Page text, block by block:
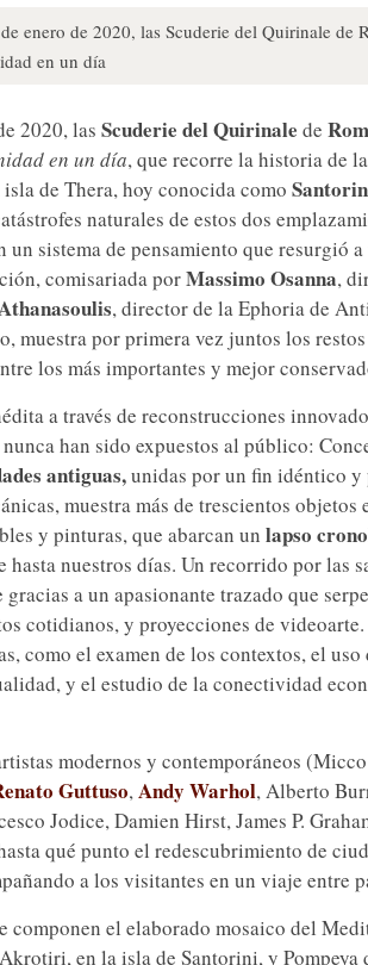
enero de 2020, las Scuderie del Quirinale de
en un día
2020, las Scuderie del Quirinale de
en un día, que recorre la historia de
de Thera, hoy conocida como
naturales de estos dos
sistema de pensamiento que resurgió a
comisariada porMassimo Osanna,
, director de la Ephoria de
muestra por primera vez juntos los
los más importantes y mejor
a través de reconstrucciones
han sido expuestos al público:
antiguas,unidas por un fin idéntico y
muestra más de trescientos objetos
y pinturas, que abarcan un lapso
hasta nuestros días. Un recorrido por las
a un apasionante trazado que
cotidianos, y proyecciones de
como el examen de los contextos, el uso
y el estudio de la conectividad
modernos y contemporáneos
Guttuso,Andy Warhol, Alberto
Jodice, Damien Hirst, James P.
qué punto el redescubrimiento de
a los visitantes en un viaje entre
componen el elaborado mosaico del
en la isla de Santorini, y Pompeya